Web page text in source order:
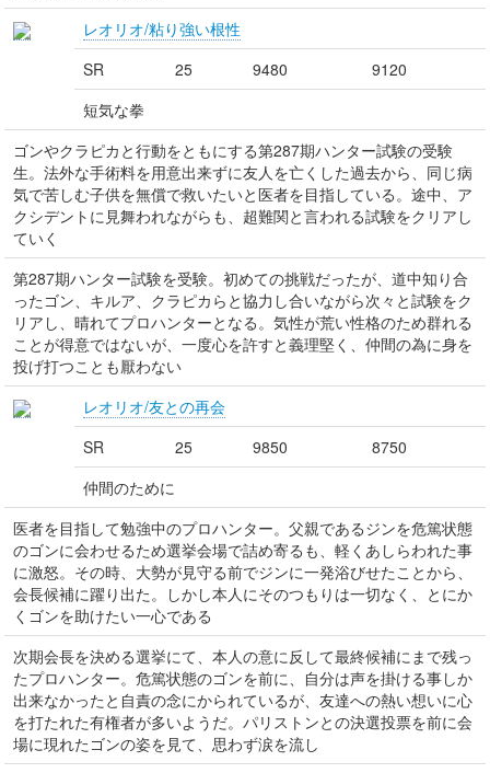
レオリオ/粘り強い根性
SR
25 9480
9120
短気な拳
ゴンやクラピカと行動をともにする第287期ハンター試験の受験
生。法外な手術料を用意出来ずに友人を亡くした過去から、同じ病
気で苦しむ子供を無償で救いたいと医者を目指している。途中、ア
クシデントに見舞われながらも、超難関と言われる試験をクリアし
ていく
第287期ハンター試験を受験。初めての挑戦だったが、道中知り合
ったゴン、キルア、クラピカらと協力し合いながら次々と試験をク
リアし、晴れてプロハンターとなる。気性が荒い性格のため群れる
ことが得意ではないが、一度心を許すと義理堅く、仲間の為に身を
投げ打つことも厭わない
レオリオ/友との再会
SR
25 9850
8750
仲間のために
医者を目指して勉強中のプロハンター。父親であるジンを危篤状態
のゴンに会わせるため選挙会場で詰め寄るも、軽くあしらわれた事
に激怒。その時、大勢が見守る前でジンに一発浴びせたことから、
会長候補に躍り出た。しかし本人にそのつもりは一切なく、とにか
くゴンを助けたい一心である
次期会長を決める選挙にて、本人の意に反して最終候補にまで残っ
たプロハンター。危篤状態のゴンを前に、自分は声を掛ける事しか
出来なかったと自責の念にかられているが、友達への熱い想いに心
を打たれた有権者が多いようだ。パリストンとの決選投票を前に会
場に現れたゴンの姿を見て、思わず涙を流し